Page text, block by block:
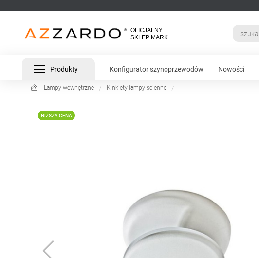
Produkty Konfigurator szynoprzewodów Nowości
Lampy wewnętrzne Kinkiety lampy ścienne
NIŻSZA CENA